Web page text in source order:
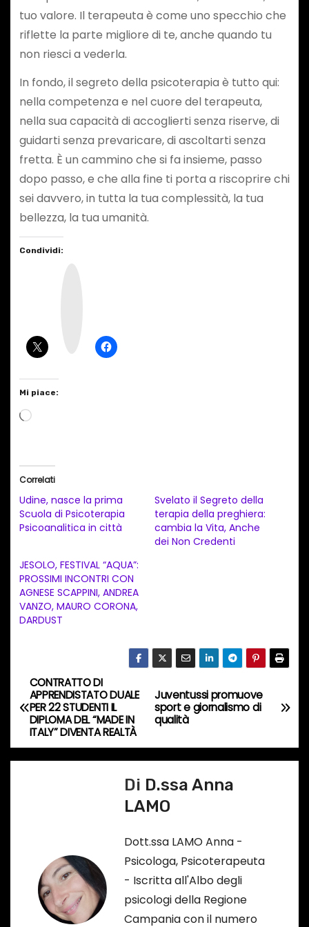
tuo valore. Il terapeuta è come uno specchio che
riflette la parte migliore di te, anche quando tu
non riesci a vederla.
In fondo, il segreto della psicoterapia è tutto qui:
nella competenza e nel cuore del terapeuta,
nella sua capacità di accoglierti senza riserve, di
guidarti senza prevaricare, di ascoltarti senza
fretta. È un cammino che si fa insieme, passo
dopo passo, e che alla fine ti porta a riscoprire chi
sei davvero, in tutta la tua complessità, la tua
bellezza, la tua umanità.
Condividi:
Mi piace:
C
a
m
n
t
o
i
o
r
s
…
Correlati
Udine, nasce la prima
Scuola di Psicoterapia
Psicoanalitica in città
Svelato il Segreto della
terapia della preghiera:
cambia la Vita, Anche
dei Non Credenti
JESOLO, FESTIVAL “AQUA”:
PROSSIMI INCONTRI CON
AGNESE SCAPPINI, ANDREA
VANZO, MAURO CORONA,
DARDUST
N
a
v
Juventussi promuove
sport e giornalismo di
qualità
CONTRATTO DI
APPRENDISTATO DUALE
PER 22 STUDENTI IL
DIPLOMA DEL “MADE IN
ITALY” DIVENTA REALTÀ
Di D.ssa Anna
LAMO
Dott.ssa LAMO Anna -
Psicologa, Psicoterapeuta
- Iscritta all'Albo degli
psicologi della Regione
Campania con il numero